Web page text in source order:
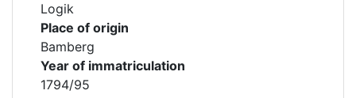
Logik
Place of origin
Bamberg
Year of immatriculation
1794/95